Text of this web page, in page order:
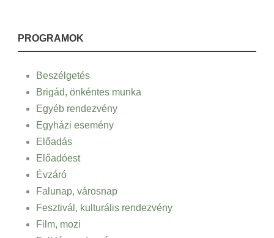
PROGRAMOK
Beszélgetés
Brigád, önkéntes munka
Egyéb rendezvény
Egyházi esemény
Előadás
Előadóest
Évzáró
Falunap, városnap
Fesztivál, kulturális rendezvény
Film, mozi